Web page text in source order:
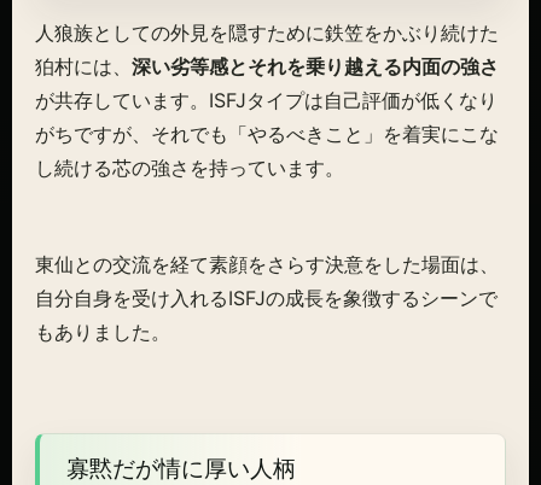
人狼族としての外見を隠すために鉄笠をかぶり続けた
狛村には、 深い劣等感とそれを乗り越える内面の強さ
が共存しています。ISFJタイプは自己評価が低くなり
がちですが、それでも「やるべきこと」を着実にこな
し続ける芯の強さを持っています。
東仙との交流を経て素顔をさらす決意をした場面は、
自分自身を受け入れるISFJの成長を象徴するシーンで
もありました。
寡黙だが情に厚い人柄